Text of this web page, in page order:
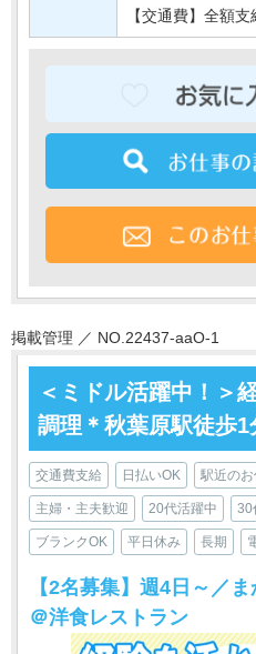
【交通費】全額支
掲載管理 ／ NO.22437-aaO-1
＜ミドル活躍中！＞
調理＊秋葉原駅徒歩1
交通費支給 日払いOK 駅近の
主婦・主夫歓迎 20代活躍中 30
ブランクOK 平日休み 長期
【2名募集】週4日～／
＠洋食レストラン